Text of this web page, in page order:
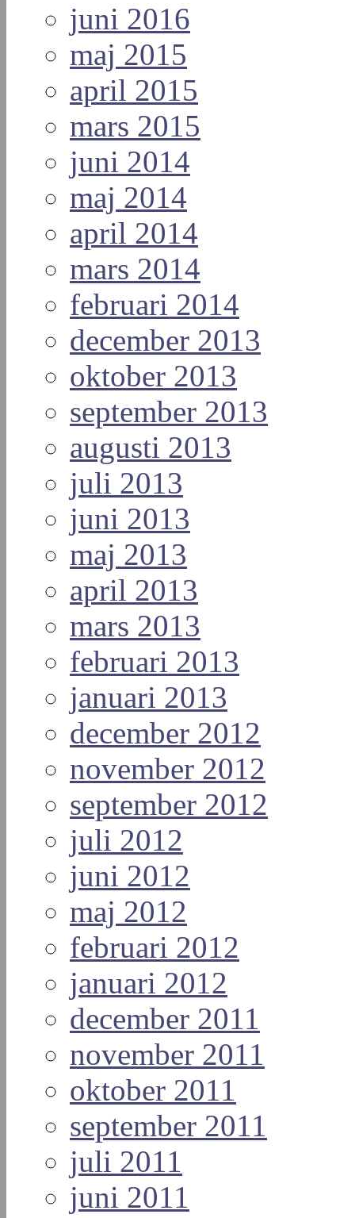
juni 2016
maj 2015
april 2015
mars 2015
juni 2014
maj 2014
april 2014
mars 2014
februari 2014
december 2013
oktober 2013
september 2013
augusti 2013
juli 2013
juni 2013
maj 2013
april 2013
mars 2013
februari 2013
januari 2013
december 2012
november 2012
september 2012
juli 2012
juni 2012
maj 2012
februari 2012
januari 2012
december 2011
november 2011
oktober 2011
september 2011
juli 2011
juni 2011